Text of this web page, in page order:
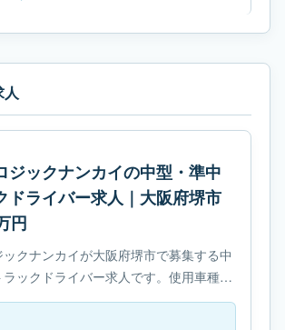
人
ジックナンカイの中型・準中
ドライバー求人｜大阪府堺市
円
クナンカイが大阪府堺市で募集する中
ックドライバー求人です。使用車種は
です。勤務時間は- 変形労働時間制で
は- 中型自動車免許です。